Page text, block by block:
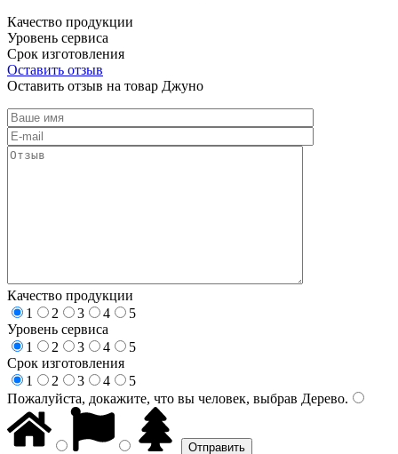
Качество продукции
Уровень сервиса
Срок изготовления
Оставить отзыв
Оставить отзыв на товар Джуно
Качество продукции
1
2 3 4
5
Уровень сервиса
1
2 3 4
5
Срок изготовления
1
2 3 4
5
Пожалуйста, докажите, что вы человек, выбрав Дерево.